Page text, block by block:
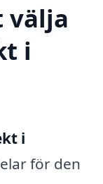
välja
i
i
för den